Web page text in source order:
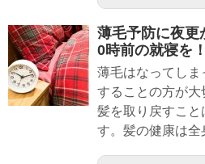
薄毛予防に夜更
0時前の就寝を！
薄毛はなってし
することの方が大
髪を取り戻すこ
す。髪の健康は全